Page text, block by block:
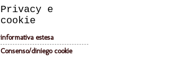
Privacy e
cookie
informativa estesa
Consenso/diniego cookie